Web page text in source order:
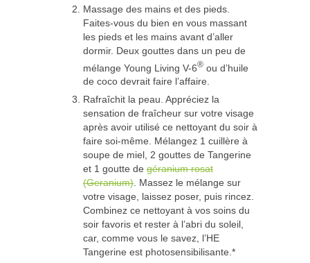
Massage des mains et des pieds.
Faites-vous du bien en vous massant
les pieds et les mains avant d’aller
dormir. Deux gouttes dans un peu de
mélange Young Living V-6® ou d’huile
de coco devrait faire l’affaire.
Rafraîchit la peau. Appréciez la
sensation de fraîcheur sur votre visage
après avoir utilisé ce nettoyant du soir à
faire soi-même. Mélangez 1 cuillère à
soupe de miel, 2 gouttes de Tangerine
et 1 goutte de géranium rosat
(Geranium). Massez le mélange sur
votre visage, laissez poser, puis rincez.
Combinez ce nettoyant à vos soins du
soir favoris et rester à l’abri du soleil,
car, comme vous le savez, l’HE
Tangerine est photosensibilisante.*